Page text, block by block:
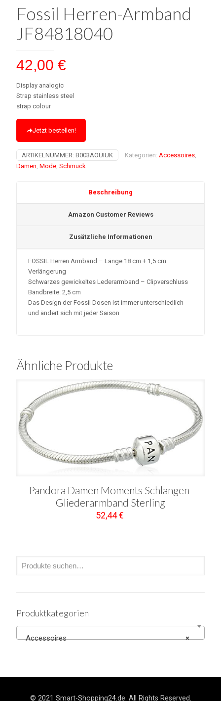
Fossil Herren-Armband
JF84818040
42,00 €
Display analogic
Strap stainless steel
strap colour
Jetzt bestellen!
ARTIKELNUMMER: B003AOUIUK Kategorien: Accessoires,
Damen, Mode, Schmuck
Beschreibung
Amazon Customer Reviews
Zusätzliche Informationen
FOSSIL Herren Armband – Länge 18 cm + 1,5 cm
Verlängerung
Schwarzes gewickeltes Lederarmband – Clipverschluss
Bandbreite: 2,5 cm
Das Design der Fossil Dosen ist immer unterschiedlich
und ändert sich mit jeder Saison
Ähnliche Produkte
Pandora Damen Moments Schlangen-
Gliederarmband Sterling
52,44€
Produktkategorien
×
Accessoires
© 2021 Smart-Shopping24.de. All Rights Reserved.